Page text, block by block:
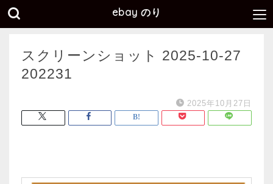
ebay のり
スクリーンショット 2025-10-27
202231
2025年10月27日